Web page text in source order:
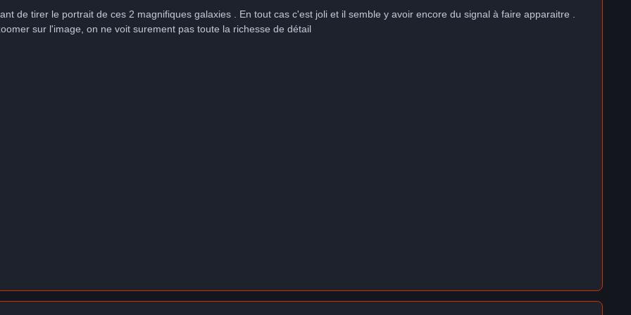
de tirer le portrait de ces 2 magnifiques galaxies . En tout cas c'est joli et il semble y avoir encore du signal à faire apparaitre .
sur l'image, on ne voit surement pas toute la richesse de détail